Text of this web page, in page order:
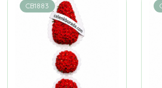
CB1883